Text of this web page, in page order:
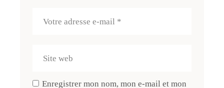
Enregistrer mon nom, mon e-mail et mon